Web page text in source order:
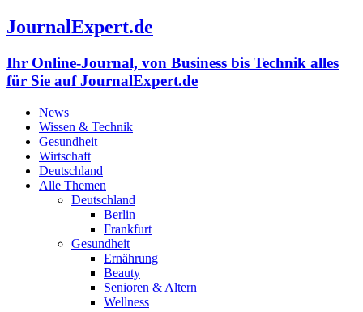
JournalExpert.de
Ihr Online-Journal, von Business bis Technik alles
für Sie auf JournalExpert.de
News
Wissen & Technik
Gesundheit
Wirtschaft
Deutschland
Alle Themen
Deutschland
Berlin
Frankfurt
Gesundheit
Ernährung
Beauty
Senioren & Altern
Wellness